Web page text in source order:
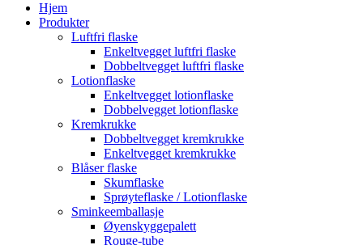
Hjem
Produkter
Luftfri flaske
Enkeltvegget luftfri flaske
Dobbeltvegget luftfri flaske
Lotionflaske
Enkeltvegget lotionflaske
Dobbelvegget lotionflaske
Kremkrukke
Dobbeltvegget kremkrukke
Enkeltvegget kremkrukke
Blåser flaske
Skumflaske
Sprøyteflaske / Lotionflaske
Sminkeemballasje
Øyenskyggepalett
Rouge-tube